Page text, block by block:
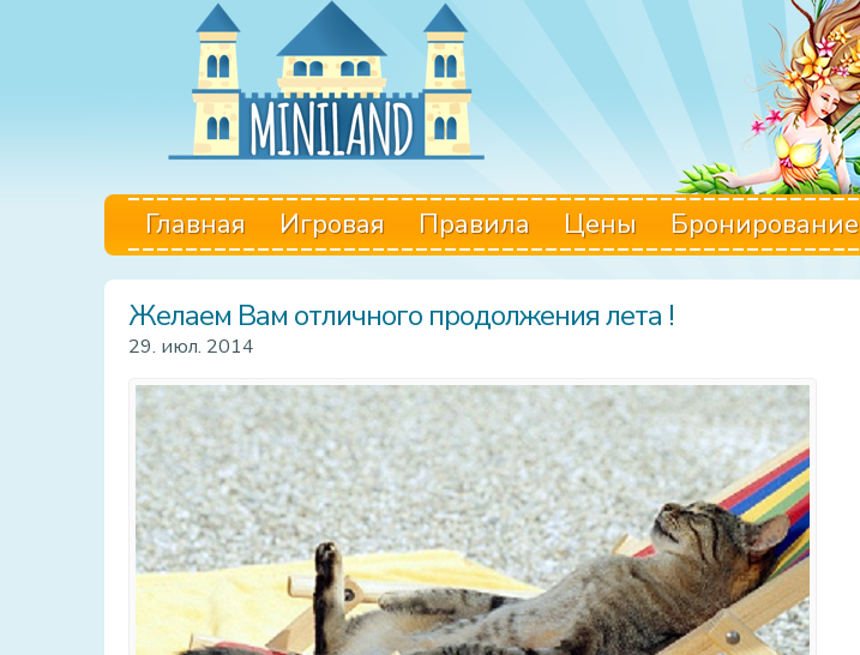
Главная Игровая Правила Цены Бронирование
Желаем Вам отличного продолжения лета !
29. июл. 2014